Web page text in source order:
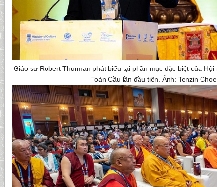
Giáo sư Robert Thurman phát biểu tại phần mục đặc biệt của
Toàn Cầu lần đầu tiên. Ảnh: Tenzin